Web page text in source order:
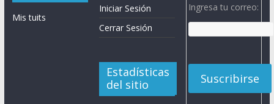
Mis tuits
Iniciar Sesión
Cerrar Sesión
Estadísticas
del sitio
Ingresa tu correo: